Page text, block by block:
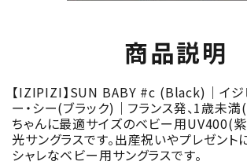
商品説明
【IZIPIZI】SUN BABY #c (Black)｜イジ
ー・シー(ブラック)｜フランス発、1歳未
ちゃんに最適サイズのベビー用UV400(
光サングラスです。出産祝いやプレゼント
シャレなベビー用サングラスです。